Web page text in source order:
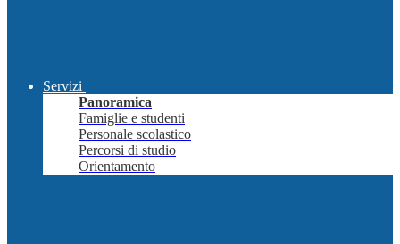
Servizi
Panoramica
Famiglie e studenti
Personale scolastico
Percorsi di studio
Orientamento